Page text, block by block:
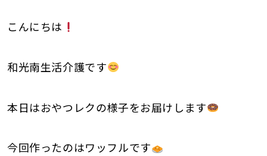
こんにちは
和光南生活介護です
本日はおやつレクの様子をお届けします
今回作ったのはワッフルです